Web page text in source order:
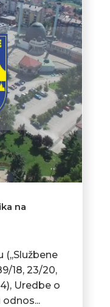
na
(,,Službene
18, 23/20,
Uredbe o